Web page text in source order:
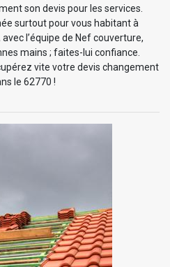
son devis pour les services.
surtout pour vous habitant à
l’équipe de Nef couverture,
mains ; faites-lui confiance.
vite votre devis changement
le 62770 !